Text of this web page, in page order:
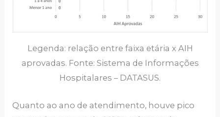
Legenda: relação entre faixa etária x AIH
aprovadas. Fonte: Sistema de Informações
Hospitalares – DATASUS.
Quanto ao ano de atendimento, houve pico